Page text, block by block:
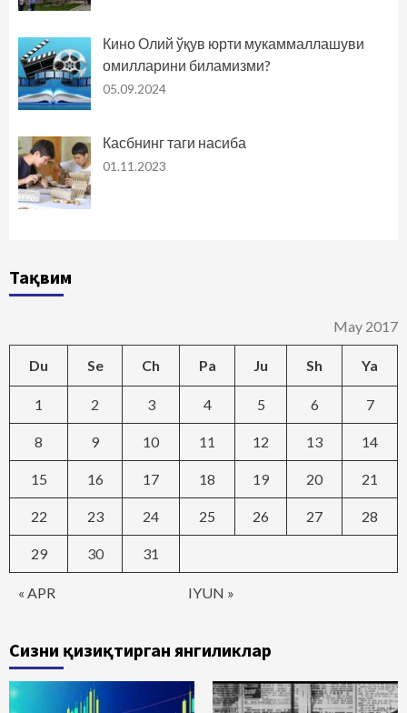
Кино Олий ўқув юрти мукаммаллашуви
омилларини биламизми?
05.09.2024
Касбнинг таги насиба
01.11.2023
Тақвим
May 2017
Du Se Ch Pa Ju Sh Ya
« APR IYUN »
1 2 3 4 5 6 7
8 9 10 11 12 13 14
15 16 17 18 19 20 21
22 23 24 25 26 27 28
29 30 31
Сизни қизиқтирган янгиликлар